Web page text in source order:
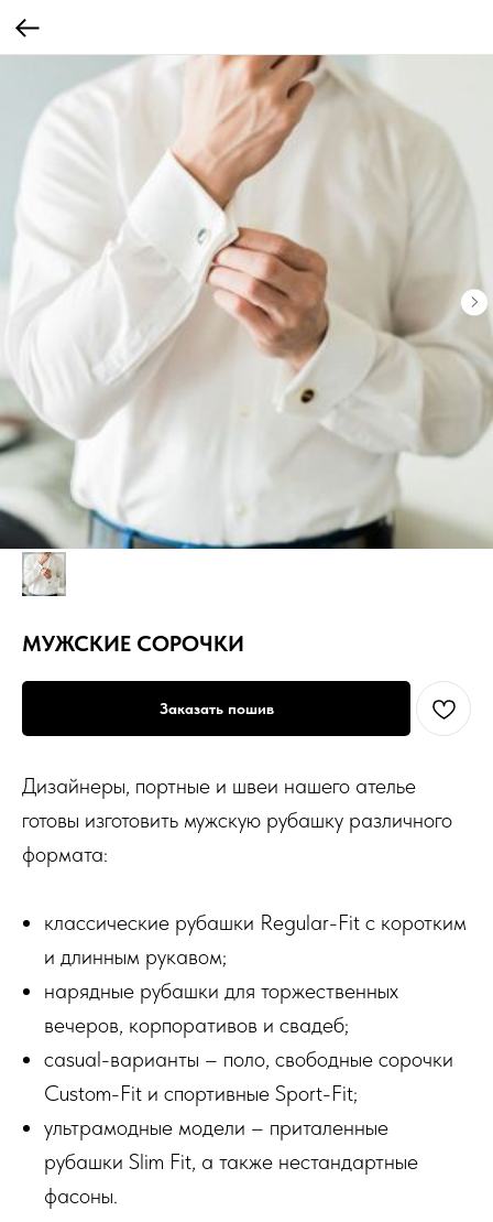
МУЖСКИЕ СОРОЧКИ
Заказать пошив
Дизайнеры, портные и швеи нашего ателье
готовы изготовить мужскую рубашку различного
формата:
классические рубашки Regular-Fit с коротким
и длинным рукавом;
нарядные рубашки для торжественных
вечеров, корпоративов и свадеб;
casual-варианты – поло, свободные сорочки
Custom-Fit и спортивные Sport-Fit;
ультрамодные модели – приталенные
рубашки Slim Fit, а также нестандартные
фасоны.